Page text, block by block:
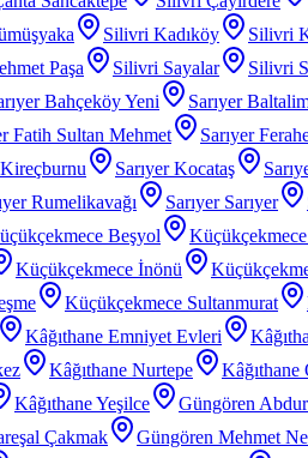
Silivri Kadıköy Silivri
Paşa Silivri Sayalar Silivri
Bahçeköy Yeni Sarıyer
Fatih Sultan Mehmet Sarıyer
Kireçburnu Sarıyer Kocataş
Rumelikavağı Sarıyer Sarıyer
Beşyol
Küçükçekmece İnönü
Küçükçekmece Sultanmurat
Kâğıthane Emniyet Evleri
Kâğıthane Nurtepe Kâğıthane
Kâğıthane Yeşilce Güngören
Çakmak Güngören Mehmet